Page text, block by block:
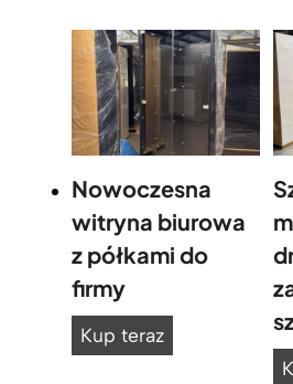
Nowoczesna
witryna biurowa
z półkami do
firmy
Kup terazN